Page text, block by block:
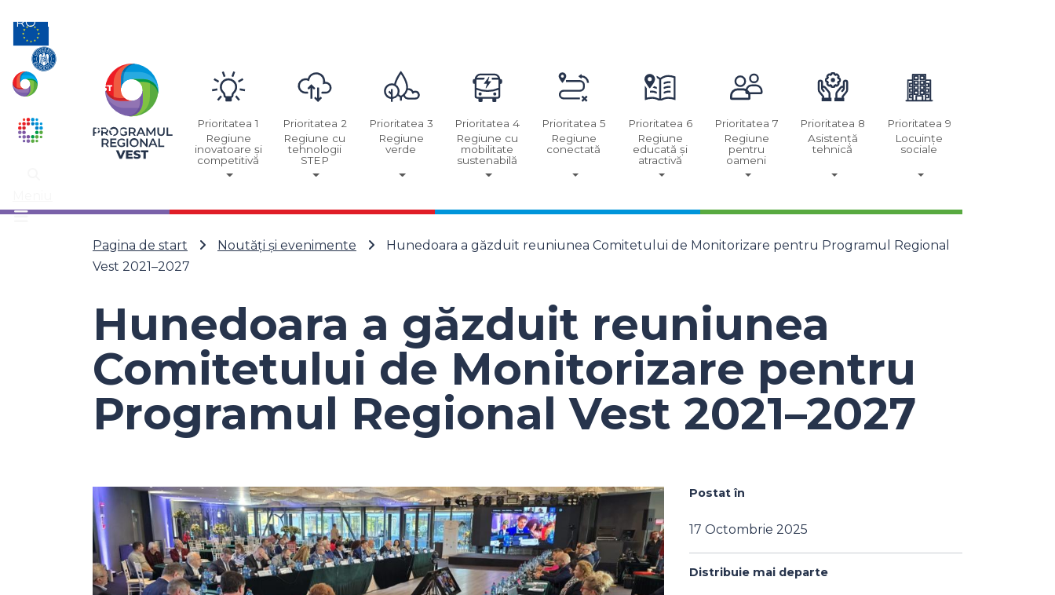
Prioritatea 1
Regiune
inovatoare și
competitivă
Prioritatea 2
Regiune cu
tehnologii
STEP
Prioritatea 3
Regiune
verde
Prioritatea 4
Regiune cu
mobilitate
sustenabilă
Prioritatea 5
Regiune
conectată
Prioritatea 6
Regiune
educată și
atractivă
Prioritatea 7
Regiune
pentru
oameni
Prioritatea 8
Asistență
tehnică
Prioritatea 9
Locuințe
sociale
Pagina de start Noutăți și evenimente
Hunedoara a găzduit reuniunea Comitetului de Monitorizare pentru Programul Regional
Vest 2021–2027
Hunedoara a găzduit reuniunea
Comitetului de Monitorizare pentru
Programul Regional Vest 2021–2027
Postat în
17 Octombrie 2025
Distribuie mai departe
RO EN